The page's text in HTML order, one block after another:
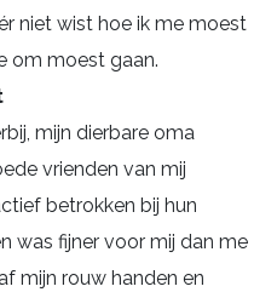
niet wist hoe ik me moest
om moest gaan.
mijn dierbare oma
vrienden van mij
betrokken bij hun
was fijner voor mij dan me
mijn rouw handen en